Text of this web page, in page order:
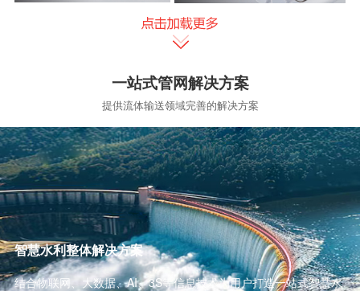
一站式管网解决方案
提供流体输送领域完善的解决方案
智慧水利整体解决方案
结合物联网、大数据、AI、3S等信息技术为用户打造一站式智慧水